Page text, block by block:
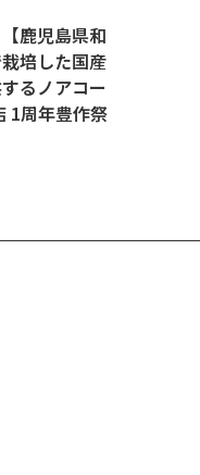
【鹿児島県和
培した国産
るノアコー
1周年豊作祭